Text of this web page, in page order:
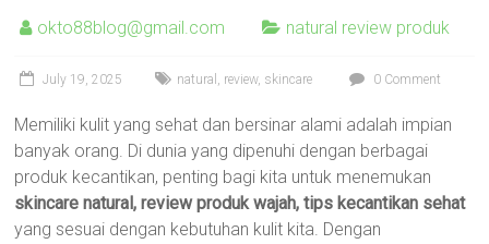
okto88blog@gmail.com natural review produk
July 19, 2025 natural , review, skincare 0 Comment
Memiliki kulit yang sehat dan bersinar alami adalah impian
banyak orang. Di dunia yang dipenuhi dengan berbagai
produk kecantikan, penting bagi kita untuk menemukan
skincare natural, review produk wajah, tips kecantikan sehat
yang sesuai dengan kebutuhan kulit kita. Dengan